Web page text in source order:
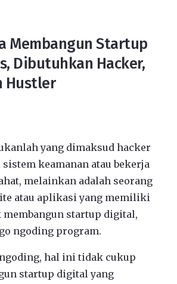
Membangun Startup
Dibutuhkan Hacker,
Hustler
yang dimaksud hacker
keamanan atau bekerja
melainkan adalah seorang
atau aplikasi yang memiliki
startup digital,
ngoding program.
hal ini tidak cukup
startup digital yang